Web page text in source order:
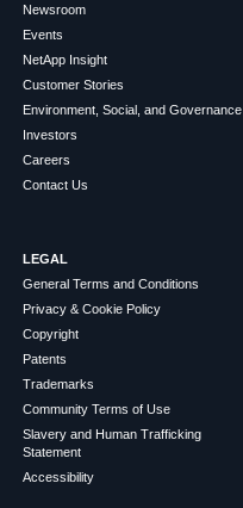
Newsroom
Events
NetApp Insight
Customer Stories
Environment, Social, and Governance
Investors
Careers
Contact Us
LEGAL
General Terms and Conditions
Privacy & Cookie Policy
Copyright
Patents
Trademarks
Community Terms of Use
Slavery and Human Trafficking
Statement
Accessibility